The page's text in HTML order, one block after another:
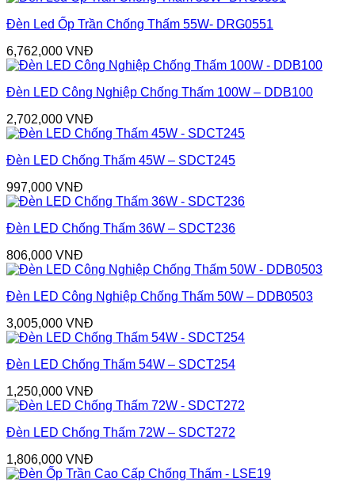
Đèn Led Ốp Trần Chống Thấm 55W- DRG0551
6,762,000 VNĐ
Đèn LED Công Nghiệp Chống Thấm 100W – DDB100
2,702,000 VNĐ
Đèn LED Chống Thấm 45W – SDCT245
997,000 VNĐ
Đèn LED Chống Thấm 36W – SDCT236
806,000 VNĐ
Đèn LED Công Nghiệp Chống Thấm 50W – DDB0503
3,005,000 VNĐ
Đèn LED Chống Thấm 54W – SDCT254
1,250,000 VNĐ
Đèn LED Chống Thấm 72W – SDCT272
1,806,000 VNĐ